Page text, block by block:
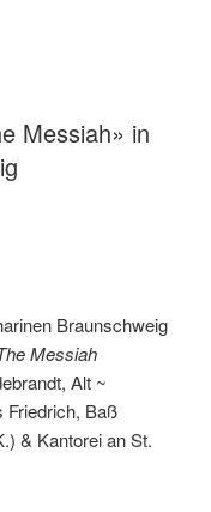
Messiah» in
Braunschweig
Messiah
Alt ~
Friedrich, Baß
& Kantorei an St.